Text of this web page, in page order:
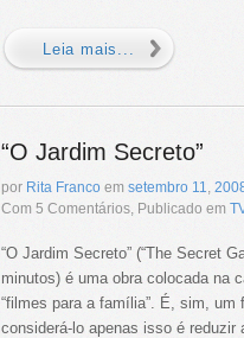
Leia mais...
“O Jardim Secreto”
por Rita Franco em setembro 11,
Com 5 Comentários, Publicado em
“O Jardim Secreto” (“The Secret
minutos) é uma obra colocada na
“filmes para a família”. É, sim, um
considerá-lo apenas isso é reduzir